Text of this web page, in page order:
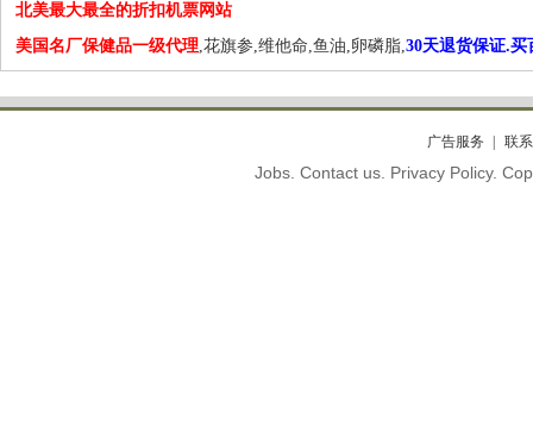
北美最大最全的折扣机票网站
美国名厂保健品一级代理,花旗参,维他命,鱼油,卵磷脂,30天退货保证.买
广告服务 联
Jobs. Contact us. Privacy Policy.